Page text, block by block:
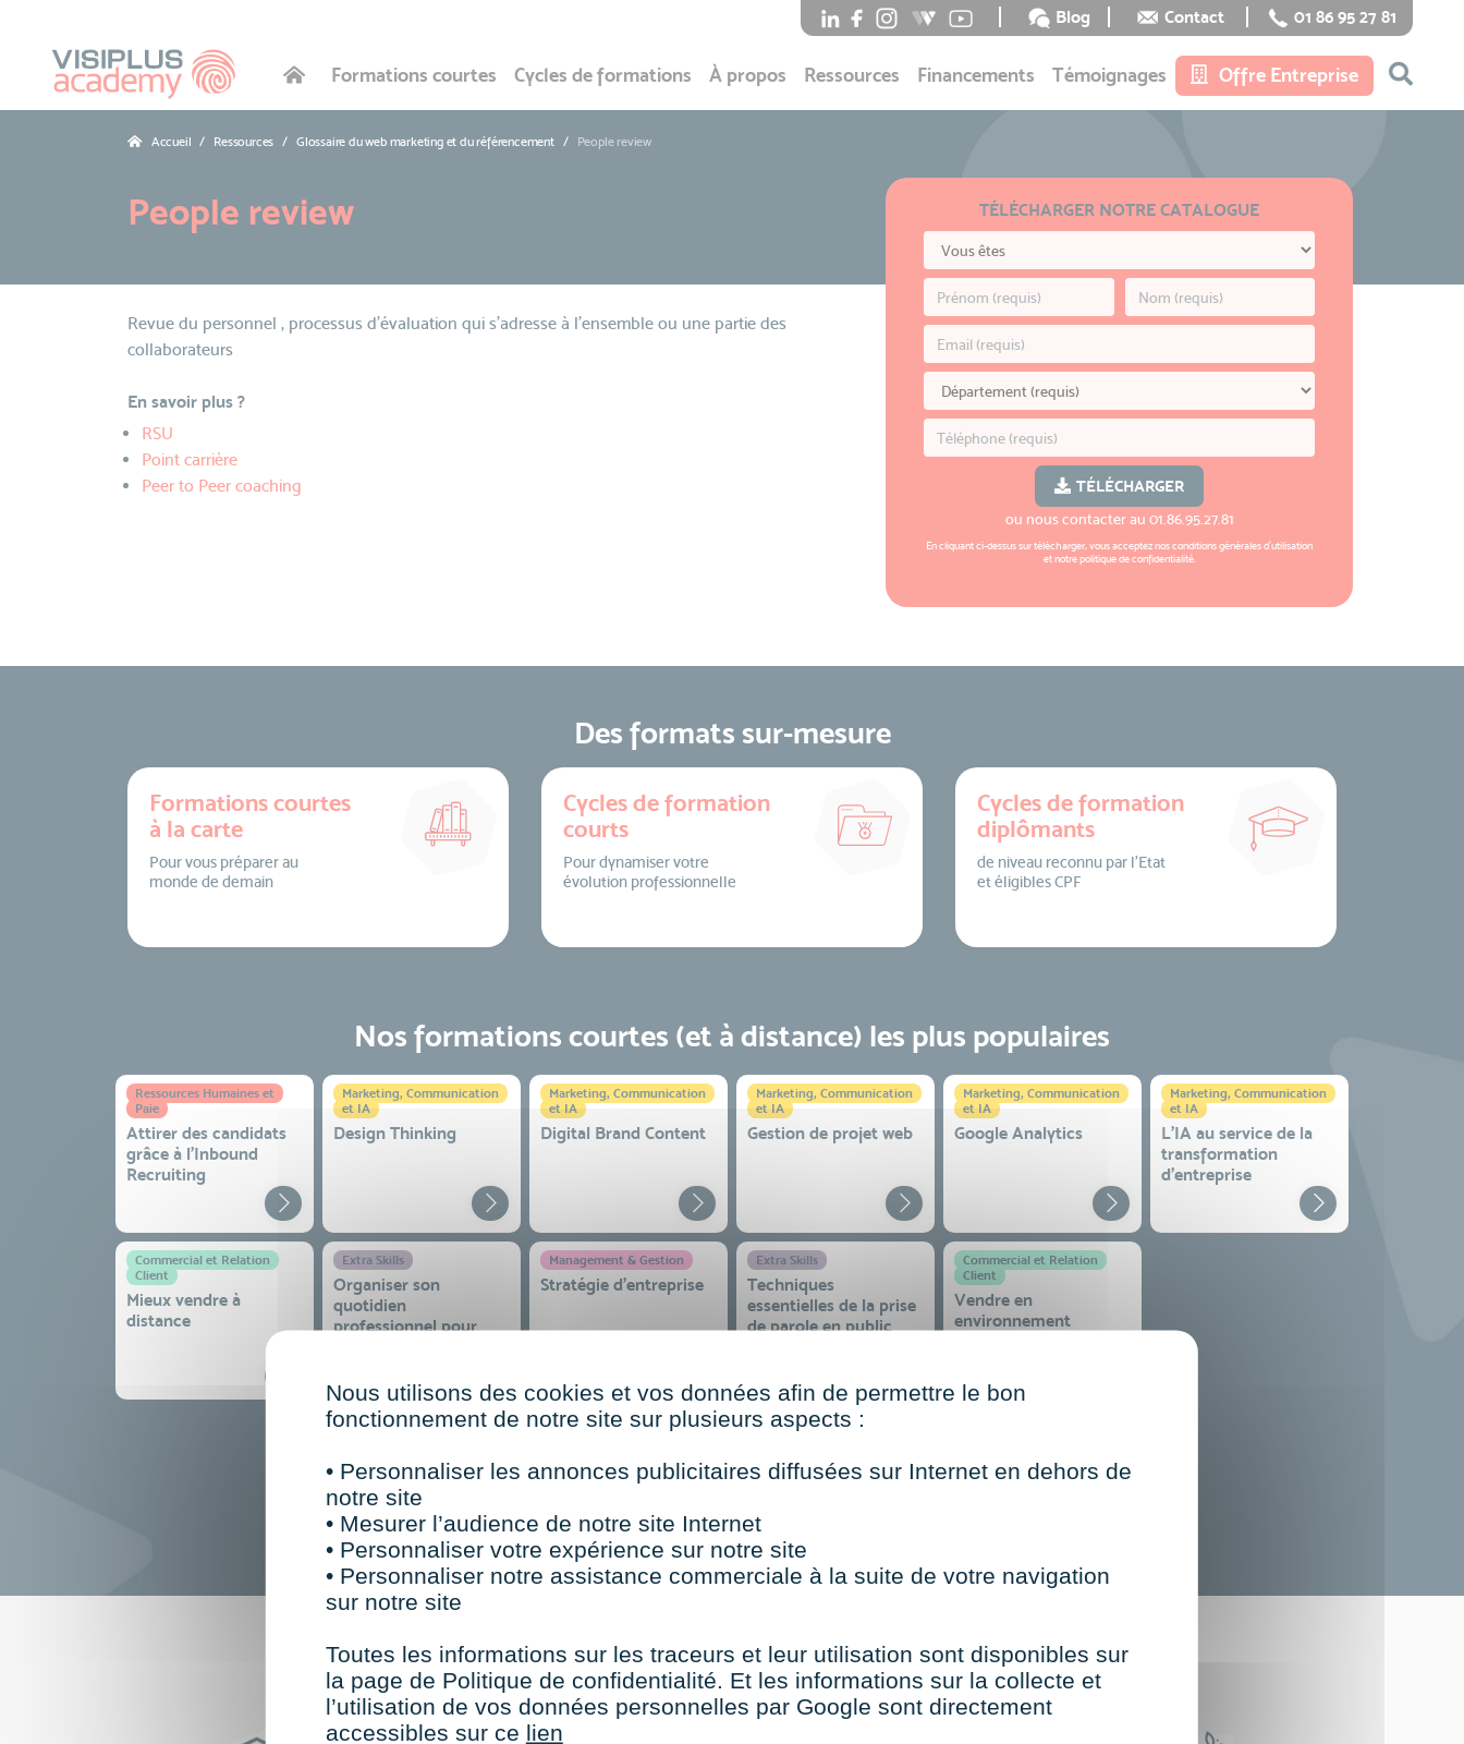
Blog Contact 01 86 95 27 81
Formations courtes Cycles de formations À propos Ressources Financements Témoignages Offre Entreprise
Accueil Ressources Glossaire du web marketing et du référencement People review
People review TÉLÉCHARGER NOTRE CATALOGUE
TÉLÉCHARGER
ou nous contacter au 01.86.95.27.81
En cliquant ci-dessus sur télécharger, vous acceptez nosconditions générales d'utilisation
et notrepolitique de confidentialité.
Revue du personnel , processus d'évaluation qui s'adresse à l'ensemble ou une partie des
collaborateurs
En savoir plus ?
RSU
Point carrière
Peer to Peer coaching
Des formats sur-mesure
Formations courtes
à la carte
Pour vous préparer au
monde de demain
Cycles de formation
courts
Pour dynamiser votre
évolution professionnelle
Cycles de formation
diplômants
de niveau reconnu par l’Etat
et éligibles CPF
Nos formations courtes (et à distance) les plus populaires
Ressources Humaines et
Paie
Attirer des candidats
grâce à l’Inbound
Recruiting
Marketing, Communication
et IA
Design Thinking
Marketing, Communication
et IA
Digital Brand Content
Marketing, Communication
et IA
Gestion de projet web
Marketing, Communication
et IA
Google Analytics
Marketing, Communication
et IA
L'IA au service de la
transformation
d'entreprise
Commercial et Relation
Client
Mieux vendre à
distance
Extra Skills
Organiser son
quotidien
professionnel pour
Management & Gestion
Stratégie d’entreprise
Extra Skills
Techniques
essentielles de la prise
de parole en public
Commercial et Relation
Client
Vendre en
environnement
TOUTES NOS FORMATIONS COURTES
Faire le choix de VISIPLUS academy c’est
Nous utilisons des cookies et vos données afin de permettre le bon
fonctionnement de notre site sur plusieurs aspects :
• Personnaliser les annonces publicitaires diffusées sur Internet en dehors de
notre site
• Mesurer l’audience de notre site Internet
• Personnaliser votre expérience sur notre site
• Personnaliser notre assistance commerciale à la suite de votre navigation
sur notre site
Toutes les informations sur les traceurs et leur utilisation sont disponibles sur
la page de Politique de confidentialité. Et les informations sur la collecte et
l’utilisation de vos données personnelles par Google sont directement
accessibles sur ce lien